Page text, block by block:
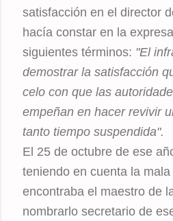
satisfacción en el director
hacía constar en la
siguientes términos: "El
demostrar la satisfacción
celo con que las
empeñan en hacer revivir
tanto tiempo suspendida".
El 25 de octubre de ese
teniendo en cuenta la
encontraba el maestro de
nombrarlo secretario de